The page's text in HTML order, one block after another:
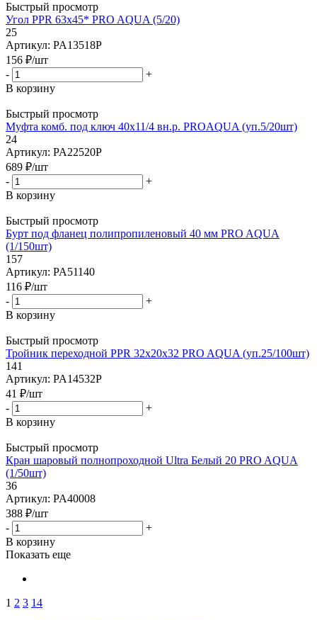
Быстрый просмотр
Угол PPR 63х45* PRO AQUA (5/20)
25
Артикул: PA13518P
156 ₽/шт
-
+
В корзину
Быстрый просмотр
Муфта комб. под ключ 40х11/4 вн.р. PROAQUA (уп.5/20шт)
24
Артикул: PA22520P
689 ₽/шт
-
+
В корзину
Быстрый просмотр
Бурт под фланец полипропиленовый 40 мм PRO AQUA
(1/150шт)
157
Артикул: PA51140
116 ₽/шт
-
+
В корзину
Быстрый просмотр
Тройник переходной PPR 32х20х32 PRO AQUA (уп.25/100шт)
141
Артикул: PA14532P
41 ₽/шт
-
+
В корзину
Быстрый просмотр
Кран шаровый полнопроходной Ultra Белый 20 PRO AQUA
(1/50шт)
36
Артикул: PA40008
388 ₽/шт
-
+
В корзину
Показать еще
1 2 3 14